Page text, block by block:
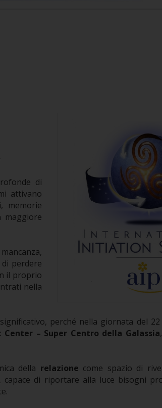
di
attivano
memorie
maggiore
perdere
il proprio
nella
perché nella giornata del 22
Center – Super Centro della Galassia
della relazione come spazio di
capace di riportare alla luce bisogni